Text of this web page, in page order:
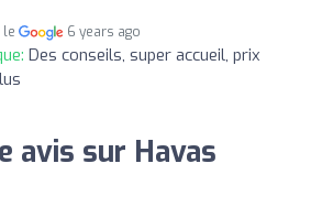
le 6 years ago
Des conseils, super accueil, prix
avis sur Havas